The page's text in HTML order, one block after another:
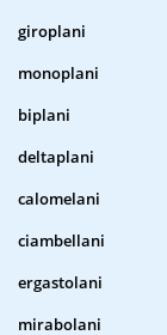
giroplani
monoplani
biplani
deltaplani
calomelani
ciambellani
ergastolani
mirabolani